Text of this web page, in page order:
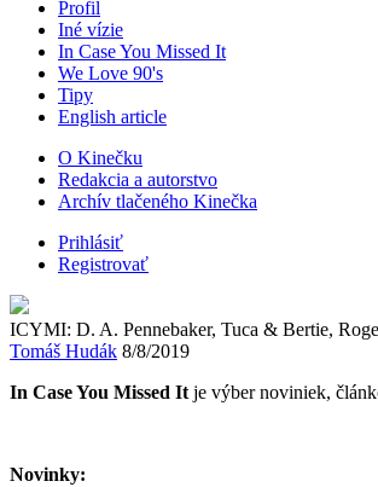
Profil
Iné vízie
In Case You Missed It
We Love 90's
Tipy
English article
O Kinečku
Redakcia a autorstvo
Archív tlačeného Kinečka
Prihlásiť
Registrovať
ICYMI: D. A. Pennebaker, Tuca & Bertie,
Tomáš Hudák 8/8/2019
In Case You Missed It je výber noviniek,
Novinky: